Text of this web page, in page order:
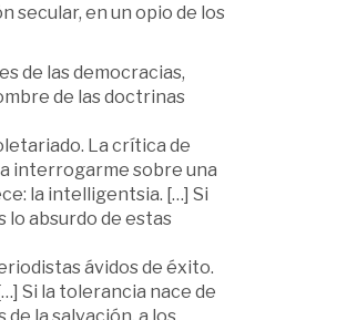
secular, en un opio de los
de las democracias,
de las doctrinas
La crítica de
interrogarme sobre una
la intelligentsia. […] Si
absurdo de estas
ávidos de éxito.
Si la tolerancia nace de